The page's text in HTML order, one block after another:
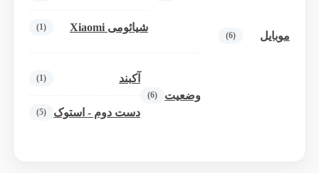
موبایل (6)
شیائومی Xiaomi (1)
وضعیت (6)
آکبند (1)
دست دوم - استوک (5)